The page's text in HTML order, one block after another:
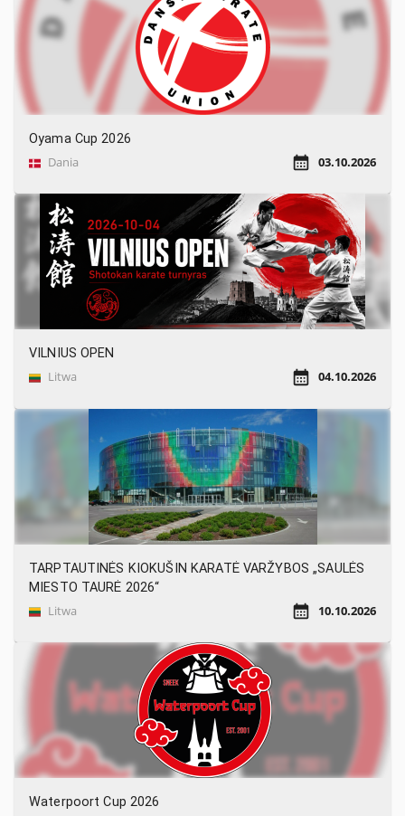
Oyama Cup 2026
Dania 03.10.2026
VILNIUS OPEN
Litwa 04.10.2026
TARPTAUTINĖS KIOKUŠIN KARATĖ VARŽYBOS „SAULĖS
MIESTO TAURĖ 2026“
Litwa 10.10.2026
Waterpoort Cup 2026